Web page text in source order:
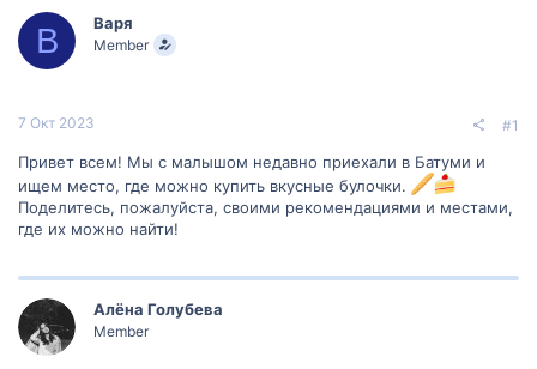
т
м
ы
ч
а
В Варя
Member
7 Окт 2023 #1
Привет всем! Мы с малышом недавно приехали в Батуми и
ищем место, где можно купить вкусные булочки.
Поделитесь, пожалуйста, своими рекомендациями и местами,
где их можно найти!
Алëна Голубева
Member